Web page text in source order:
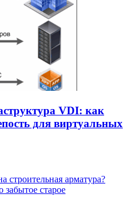
VDI: как
для виртуальных
строительная арматура?
старое